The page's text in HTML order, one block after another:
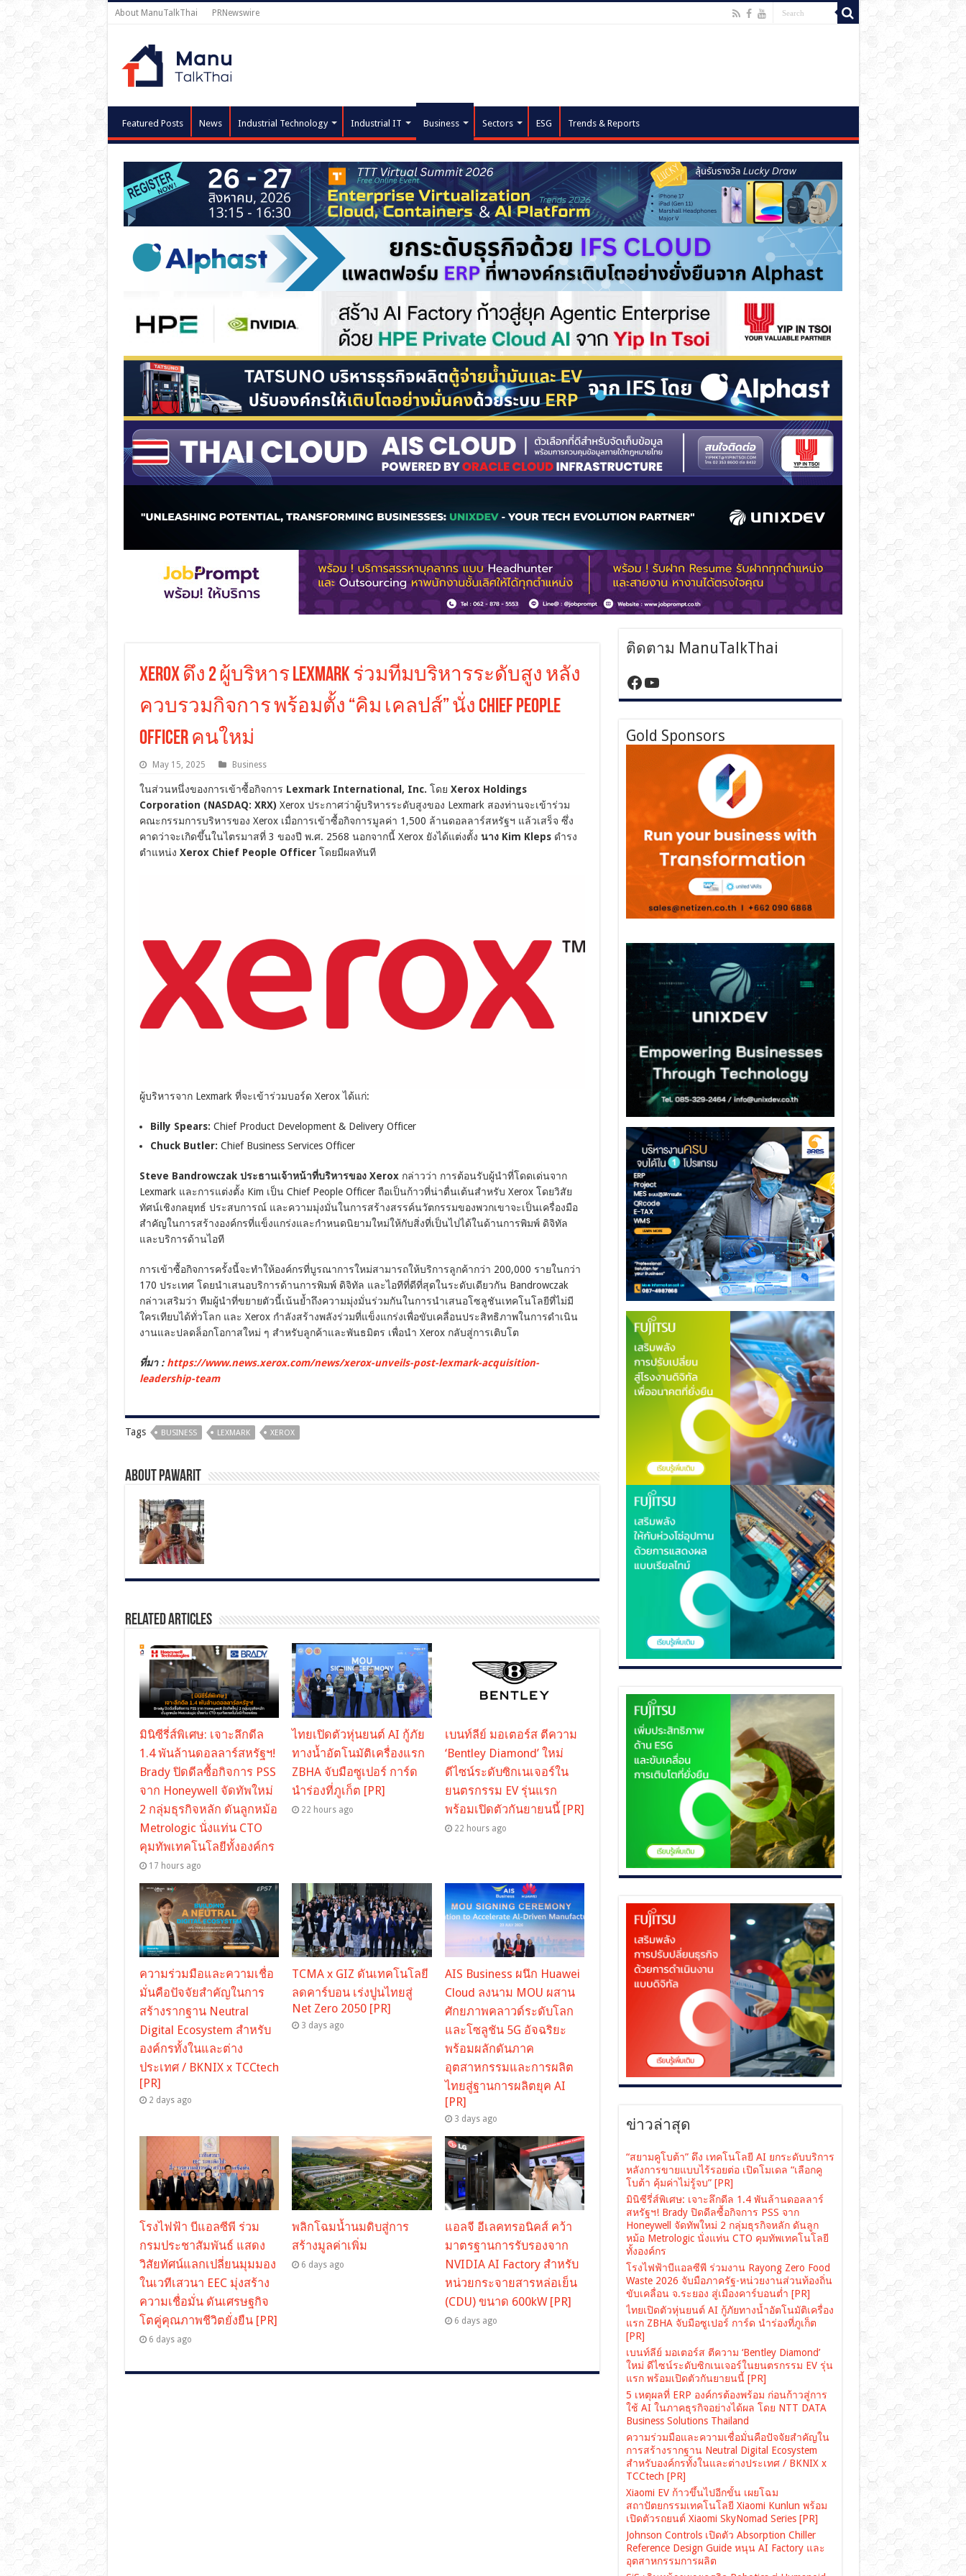
About ManuTalkThai PRNewswire
Featured Posts News Industrial Technology Industrial IT Business Sectors ESG Trends & Reports
Xerox ดึง 2 ผู้บริหาร Lexmark ร่วมทีมบริหารระดับสูง หลัง
ควบรวมกิจการ พร้อมตั้ง “คิม เคลปส์” นั่ง Chief People
Officer คนใหม่
May 15, 2025 Business
ในส่วนหนึ่งของการเข้าซื้อกิจการ Lexmark International, Inc. โดย Xerox Holdings
Corporation (NASDAQ: XRX) Xerox ประกาศว่าผู้บริหารระดับสูงของ Lexmark สองท่านจะเข้าร่วม
คณะกรรมการบริหารของ Xerox เมื่อการเข้าซื้อกิจการมูลค่า 1,500 ล้านดอลลาร์สหรัฐฯ แล้วเสร็จ ซึ่ง
คาดว่าจะเกิดขึ้นในไตรมาสที่ 3 ของปี พ.ศ. 2568 นอกจากนี้ Xerox ยังได้แต่งตั้ง นาง Kim Klepsดำรง
ตำแหน่ง Xerox Chief People Officerโดยมีผลทันที
ผู้บริหารจาก Lexmark ที่จะเข้าร่วมบอร์ด Xerox ได้แก่:
Billy Spears: Chief Product Development & Delivery Officer
Chuck Butler: Chief Business Services Officer
Steve Bandrowczak ประธานเจ้าหน้าที่บริหารของ Xerox กล่าวว่า การต้อนรับผู้นำที่โดดเด่นจาก
Lexmark และการแต่งตั้ง Kim เป็น Chief People Officer ถือเป็นก้าวที่น่าตื่นเต้นสำหรับ Xerox โดยวิสัย
ทัศน์เชิงกลยุทธ์ ประสบการณ์ และความมุ่งมั่นในการสร้างสรรค์นวัตกรรมของพวกเขาจะเป็นเครื่องมือ
สำคัญในการสร้างองค์กรที่แข็งแกร่งและกำหนดนิยามใหม่ให้กับสิ่งที่เป็นไปได้ในด้านการพิมพ์ ดิจิทัล
และบริการด้านไอที
การเข้าซื้อกิจการครั้งนี้จะทำให้องค์กรที่บูรณาการใหม่สามารถให้บริการลูกค้ากว่า 200,000 รายในกว่า
170 ประเทศ โดยนำเสนอบริการด้านการพิมพ์ ดิจิทัล และไอทีที่ดีที่สุดในระดับเดียวกัน Bandrowczak
กล่าวเสริมว่า ทีมผู้นำที่ขยายตัวนี้เน้นย้ำถึงความมุ่งมั่นร่วมกันในการนำเสนอโซลูชันเทคโนโลยีที่ไม่มี
ใครเทียบได้ทั่วโลก และ Xerox กำลังสร้างพลังร่วมที่แข็งแกร่งเพื่อขับเคลื่อนประสิทธิภาพในการดำเนิน
งานและปลดล็อกโอกาสใหม่ ๆ สำหรับลูกค้าและพันธมิตร เพื่อนำ Xerox กลับสู่การเติบโต
ที่มา : https://www.news.xerox.com/news/xerox-unveils-post-lexmark-acquisition-
leadership-team
Tags BUSINESS LEXMARK XEROX
About pawarit
Related Articles
มินิซีรี่ส์พิเศษ: เจาะลึกดีล
1.4 พันล้านดอลลาร์สหรัฐฯ!
Brady ปิดดีลซื้อกิจการ PSS
จาก Honeywell จัดทัพใหม่
2 กลุ่มธุรกิจหลัก ดันลูกหม้อ
Metrologic นั่งแท่น CTO
คุมทัพเทคโนโลยีทั้งองค์กร
17 hours ago
ไทยเปิดตัวหุ่นยนต์ AI กู้ภัย
ทางน้ำอัตโนมัติเครื่องแรก
ZBHA จับมือซูเปอร์ การ์ด
นำร่องที่ภูเก็ต [PR]
22 hours ago
เบนท์ลีย์ มอเตอร์ส ตีความ
‘Bentley Diamond’ ใหม่
ดีไซน์ระดับซิกเนเจอร์ใน
ยนตรกรรม EV รุ่นแรก
พร้อมเปิดตัวกันยายนนี้ [PR]
22 hours ago
ความร่วมมือและความเชื่อ
มั่นคือปัจจัยสำคัญในการ
สร้างรากฐาน Neutral
Digital Ecosystem สำหรับ
องค์กรทั้งในและต่าง
ประเทศ / BKNIX x TCCtech
[PR]
2 days ago
TCMA x GIZ ดันเทคโนโลยี
ลดคาร์บอน เร่งปูนไทยสู่
Net Zero 2050 [PR]
3 days ago
AIS Business ผนึก Huawei
Cloud ลงนาม MOU ผสาน
ศักยภาพคลาวด์ระดับโลก
และโซลูชัน 5G อัจฉริยะ
พร้อมผลักดันภาค
อุตสาหกรรมและการผลิต
ไทยสู่ฐานการผลิตยุค AI
[PR]
3 days ago
โรงไฟฟ้า บีแอลซีพี ร่วม
กรมประชาสัมพันธ์ แสดง
วิสัยทัศน์แลกเปลี่ยนมุมมอง
ในเวทีเสวนา EEC มุ่งสร้าง
ความเชื่อมั่น ดันเศรษฐกิจ
โตคู่คุณภาพชีวิตยั่งยืน [PR]
6 days ago
พลิกโฉมน้ำนมดิบสู่การ
สร้างมูลค่าเพิ่ม
6 days ago
แอลจี อีเลคทรอนิคส์ คว้า
มาตรฐานการรับรองจาก
NVIDIA AI Factory สำหรับ
หน่วยกระจายสารหล่อเย็น
(CDU) ขนาด 600kW [PR]
6 days ago
ติดตาม ManuTalkThai
https://www.facebook.com/manutalkthai/
YouTube
Gold Sponsors
ข่าวล่าสุด
“สยามคูโบต้า” ดึง เทคโนโลยี AI ยกระดับบริการ
หลังการขายแบบไร้รอยต่อ เปิดโมเดล “เลือกคู
โบต้า คุ้มค่าไม่รู้จบ” [PR]
มินิซีรี่ส์พิเศษ: เจาะลึกดีล 1.4 พันล้านดอลลาร์
สหรัฐฯ! Brady ปิดดีลซื้อกิจการ PSS จาก
Honeywell จัดทัพใหม่ 2 กลุ่มธุรกิจหลัก ดันลูก
หม้อ Metrologic นั่งแท่น CTO คุมทัพเทคโนโลยี
ทั้งองค์กร
โรงไฟฟ้าบีแอลซีพี ร่วมงาน Rayong Zero Food
Waste 2026 จับมือภาครัฐ-หน่วยงานส่วนท้องถิ่น
ขับเคลื่อน จ.ระยอง สู่เมืองคาร์บอนต่ำ [PR]
ไทยเปิดตัวหุ่นยนต์ AI กู้ภัยทางน้ำอัตโนมัติเครื่อง
แรก ZBHA จับมือซูเปอร์ การ์ด นำร่องที่ภูเก็ต
[PR]
เบนท์ลีย์ มอเตอร์ส ตีความ ‘Bentley Diamond’
ใหม่ ดีไซน์ระดับซิกเนเจอร์ในยนตรกรรม EV รุ่น
แรก พร้อมเปิดตัวกันยายนนี้ [PR]
5 เหตุผลที่ ERP องค์กรต้องพร้อม ก่อนก้าวสู่การ
ใช้ AI ในภาคธุรกิจอย่างได้ผล โดย NTT DATA
Business Solutions Thailand
ความร่วมมือและความเชื่อมั่นคือปัจจัยสำคัญใน
การสร้างรากฐาน Neutral Digital Ecosystem
สำหรับองค์กรทั้งในและต่างประเทศ / BKNIX x
TCCtech [PR]
Xiaomi EV ก้าวขึ้นไปอีกขั้น เผยโฉม
สถาปัตยกรรมเทคโนโลยี Xiaomi Kunlun พร้อม
เปิดตัวรถยนต์ Xiaomi SkyNomad Series [PR]
Johnson Controls เปิดตัว Absorption Chiller
Reference Design Guide หนุน AI Factory และ
อุตสาหกรรมการผลิต